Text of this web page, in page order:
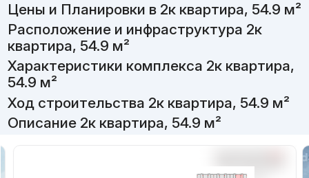
Цены и Планировки в 2к квартира, 54.9 м²
Расположение и инфраструктура 2к
квартира, 54.9 м²
Характеристики комплекса 2к квартира,
54.9 м²
Ход строительства 2к квартира, 54.9 м²
Описание 2к квартира, 54.9 м²